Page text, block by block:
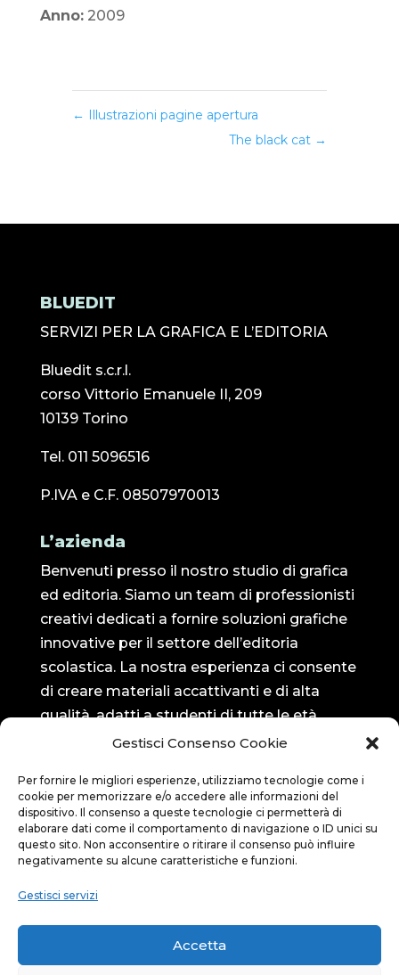
Gestisci Consenso Cookie
Per fornire le migliori esperienze, utilizziamo tecnologie come i
cookie per memorizzare e/o accedere alle informazioni del
dispositivo. Il consenso a queste tecnologie ci permetterà di
elaborare dati come il comportamento di navigazione o ID unici su
questo sito. Non acconsentire o ritirare il consenso può influire
negativamente su alcune caratteristiche e funzioni.
Gestisci servizi
Accetta
Anno:2009
← Illustrazioni pagine apertura
The black cat →
BLUEDIT
SERVIZI PER LA GRAFICA E L’EDITORIA
Bluedit s.c.r.l.
corso Vittorio Emanuele II, 209
10139 Torino
Tel. 011 5096516
P.IVA e C.F. 08507970013
L’azienda
Benvenuti presso il nostro studio di grafica
ed editoria. Siamo un team di professionisti
creativi dedicati a fornire soluzioni grafiche
innovative per il settore dell’editoria
scolastica. La nostra esperienza ci consente
di creare materiali accattivanti e di alta
qualità, adatti a studenti di tutte le età.
 Bluedit su Facebook
Bluedit su Instagram
Privacy